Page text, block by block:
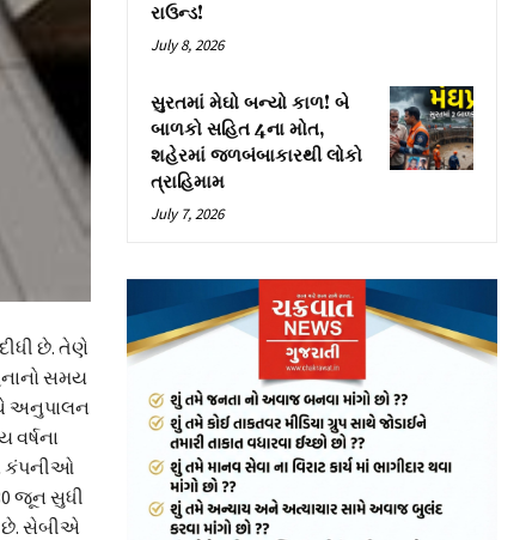
છે. તેણે
સમય
અનુપાલન
વર્ષના
કંપનીઓ
જૂન સુધી
છે. સેબીએ
રાઉન્ડ!
July 8, 2026
સુરતમાં મેઘો બન્યો કાળ! બે
બાળકો સહિત 4ના મોત,
શહેરમાં જળબંબાકારથી લોકો
ત્રાહિમામ
July 7, 2026